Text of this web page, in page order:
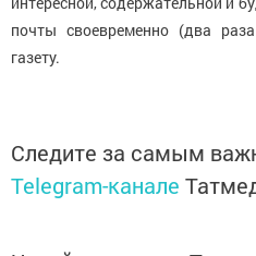
почты своевременно (два
газету.
Следите за самым
Telegram-канале